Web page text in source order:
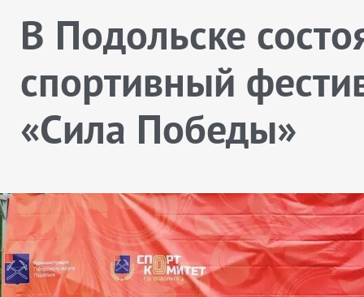
В Подольске
спортивный
«Сила Победы»